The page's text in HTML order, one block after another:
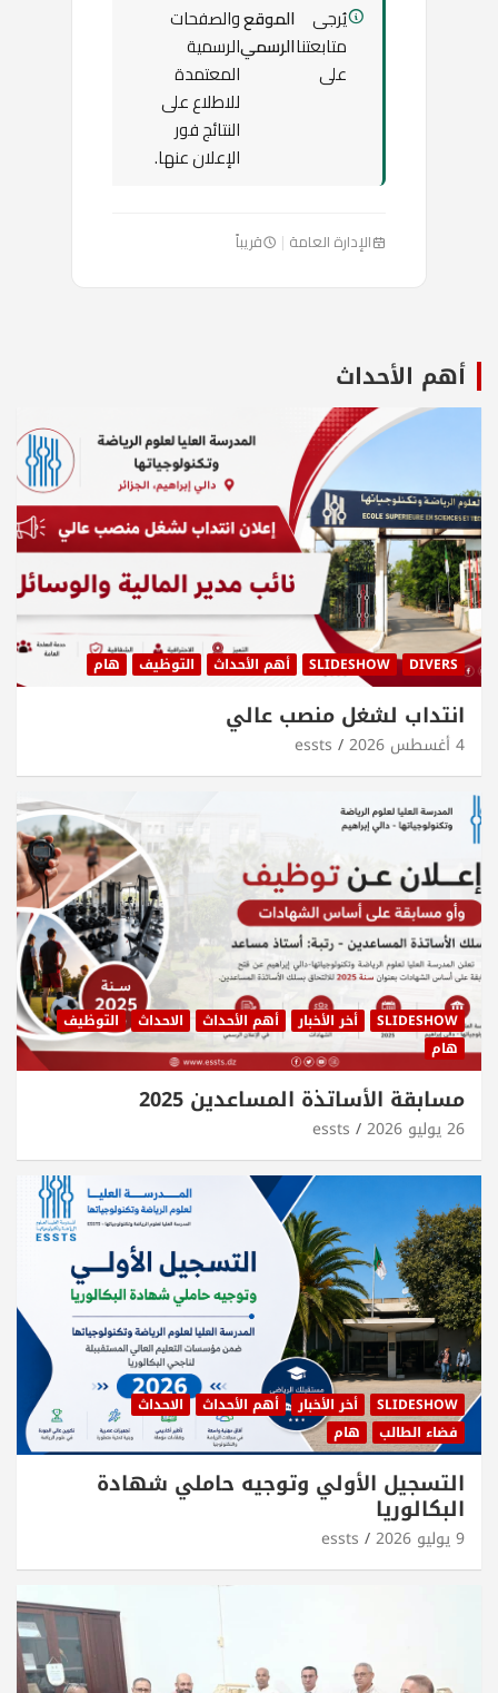
يُرجى
متابعتنا
على
الموقع
الرسمي
والصفحات
الرسمية
المعتمدة
للاطلاع على
النتائج فور
الإعلان عنها.
الإدارة العامة | قريباً
أهم الأحداث
DIVERS
SLIDESHOW أهم الأحداث التوظيف هام
انتداب لشغل منصب عالي
4 أغسطس 2026 essts
SLIDESHOW أخر الأخبار أهم الأحداث الاحداث
التوظيف
هام
مسابقة الأساتذة المساعدين 2025
26 يوليو 2026 essts
SLIDESHOW أخر الأخبار أهم الأحداث
الاحداث
فضاء الطالب
هام
التسجيل الأولي وتوجيه حاملي شهادة
البكالوريا
9 يوليو 2026 essts